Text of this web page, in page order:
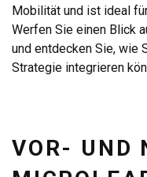
Mobilität und ist ideal
Werfen Sie einen Blick
und entdecken Sie, wie
Strategie integrieren
VOR- UND